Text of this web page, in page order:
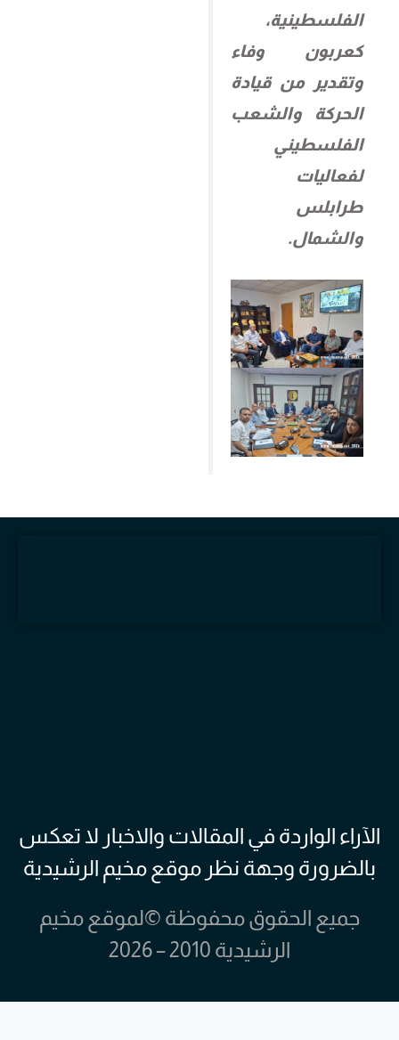
الفلسطينية،
كعربون وفاء
وتقدير من قيادة
الحركة والشعب
الفلسطيني
لفعاليات
طرابلس
والشمال.
الآراء الواردة في المقالات والاخبار لا تعكس
بالضرورة وجهة نظر موقع مخيم الرشيدية
جميع الحقوق محفوظة ©لموقع مخيم
الرشيدية 2010 – 2026